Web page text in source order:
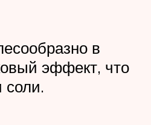
в
эффект, что
соли.